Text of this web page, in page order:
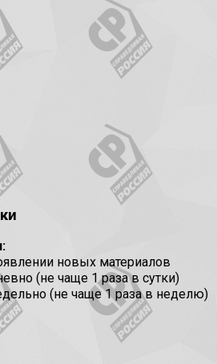
новых материалов
(не чаще 1 раза в сутки)
(не чаще 1 раза в неделю)